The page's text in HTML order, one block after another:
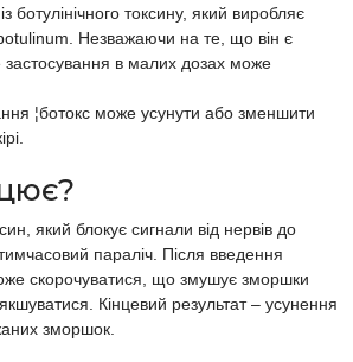
ботулінічного токсину, який виробляє
Незважаючи на те, що він є
в малих дозах може
¦ботокс може усунути або зменшити
який блокує сигнали від нервів до
параліч. Після введення
скорочуватися, що змушує зморшки
Кінцевий результат – усунення
зморшок.